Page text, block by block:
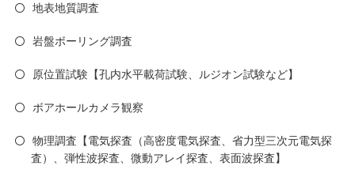
地表地質調査
岩盤ボーリング調査
原位置試験【孔内水平載荷試験、ルジオン試験など】
ボアホールカメラ観察
物理調査【電気探査（高密度電気探査、省力型三次元電気探
査）、弾性波探査、微動アレイ探査、表面波探査】